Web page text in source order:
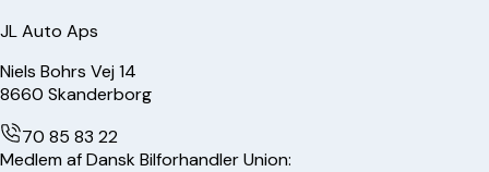
JL Auto Aps
Niels Bohrs Vej 14
8660 Skanderborg
70 85 83 22
Medlem af Dansk Bilforhandler Union: